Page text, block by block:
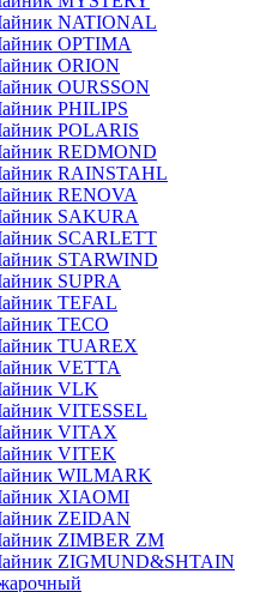
NATIONAL
OPTIMA
ORION
OURSSON
PHILIPS
POLARIS
REDMOND
RAINSTAHL
RENOVA
SAKURA
SCARLETT
STARWIND
SUPRA
TEFAL
TECO
TUAREX
VETTA
VLK
VITESSEL
VITAX
VITEK
WILMARK
XIAOMI
ZEIDAN
ZIMBER ZM
ZIGMUND&SHTAIN